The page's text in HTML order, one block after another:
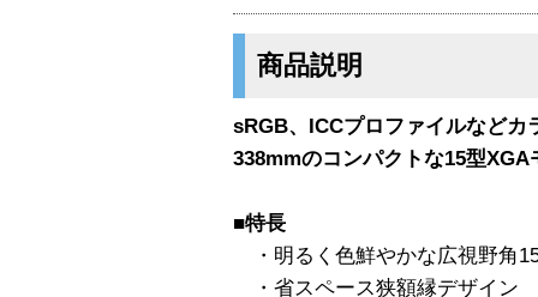
商品説明
sRGB、ICCプロファイルなどカ
338mmのコンパクトな15型
■特長
・明るく色鮮やかな広視野角
・省スペース狭額縁デザイン